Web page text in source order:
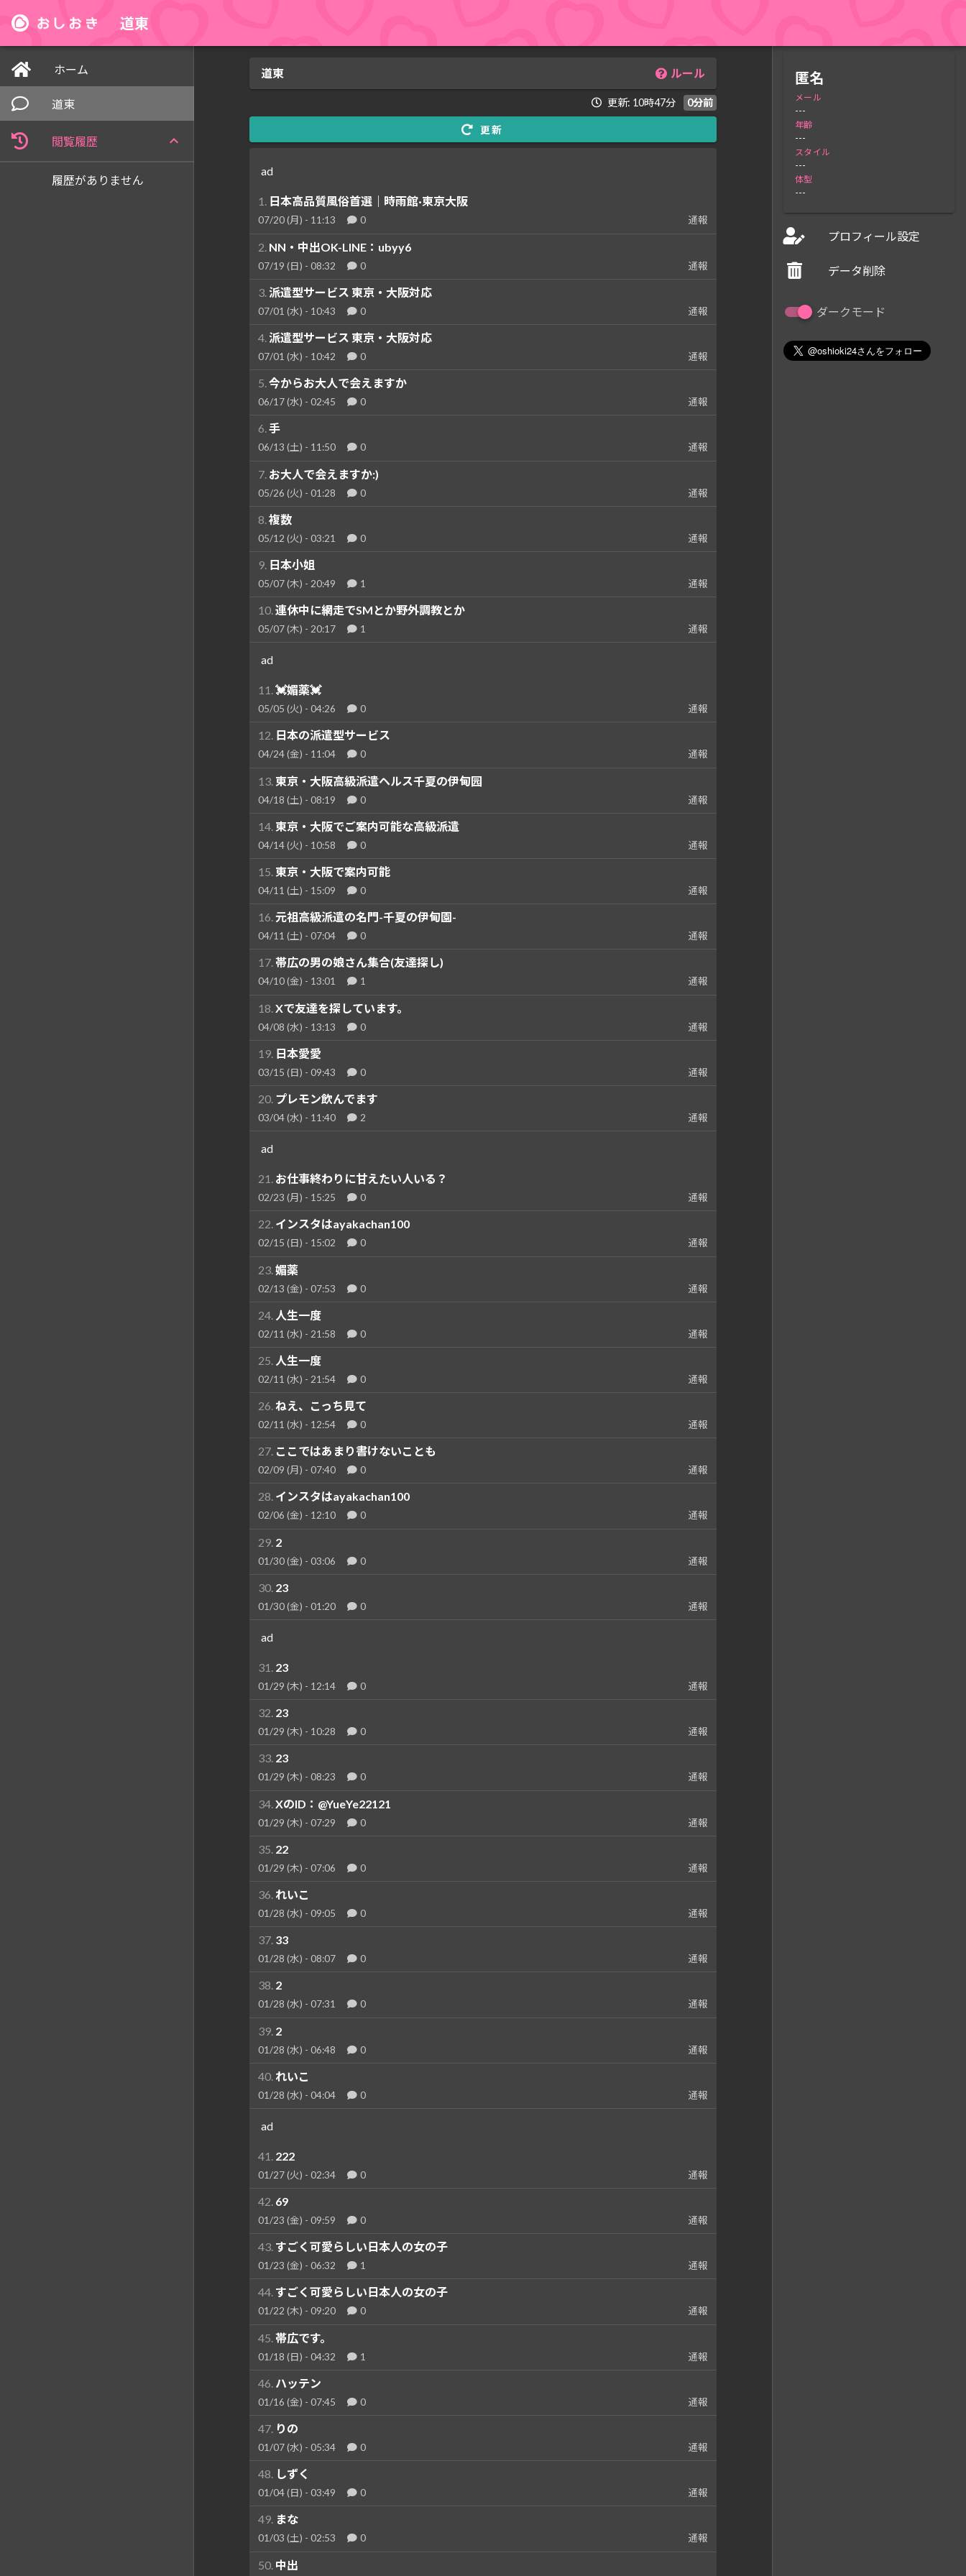
ホーム
道東
閲覧履歴
履歴がありません
匿名
メール
---
年齢
---
スタイル
---
体型
---
プロフィール設定
データ削除
ダークモード
道東
道東 ルール
更新: 10時47分 0分前
更新
ad
1. 日本高品質風俗首選｜時雨館·東京大阪
07/20 (月) - 11:13 0 通報
2. NN・中出OK-LINE：ubyy6
07/19 (日) - 08:32 0 通報
3. 派遣型サービス 東京・大阪対応
07/01 (水) - 10:43 0 通報
4. 派遣型サービス 東京・大阪対応
07/01 (水) - 10:42 0 通報
5.今からお大人で会えますか
06/17 (水) - 02:45 0 通報
6.手
06/13 (土) - 11:50 0 通報
7. お大人で会えますか:)
05/26 (火) - 01:28 0 通報
8. 複数
05/12 (火) - 03:21 0 通報
9. 日本小姐
05/07 (木) - 20:49 1 通報
10.連休中に網走でSMとか野外調教とか
05/07 (木) - 20:17 1 通報
ad
11.💓媚薬💓
05/05 (火) - 04:26 0 通報
12. 日本の派遣型サービス
04/24 (金) - 11:04 0 通報
13. 東京・大阪高級派遣ヘルス千夏の伊甸园
04/18 (土) - 08:19 0 通報
14. 東京・大阪でご案内可能な高級派遣
04/14 (火) - 10:58 0 通報
15. 東京・大阪で案内可能
04/11 (土) - 15:09 0 通報
16.元祖高級派遣の名門-千夏の伊甸園-
04/11 (土) - 07:04 0 通報
17.帯広の男の娘さん集合(友達探し)
04/10 (金) - 13:01 1 通報
18. Xで友達を探しています。
04/08 (水) - 13:13 0 通報
19. 日本愛愛
03/15 (日) - 09:43 0 通報
20. プレモン飲んでます
03/04 (水) - 11:40 2 通報
ad
21. お仕事終わりに甘えたい人いる？
02/23 (月) - 15:25 0 通報
22. インスタはayakachan100
02/15 (日) - 15:02 0 通報
23. 媚薬
02/13 (金) - 07:53 0 通報
24. 人生一度
02/11 (水) - 21:58 0 通報
25. 人生一度
02/11 (水) - 21:54 0 通報
26.ねえ、こっち見て
02/11 (水) - 12:54 0 通報
27. ここではあまり書けないことも
02/09 (月) - 07:40 0 通報
28. インスタはayakachan100
02/06 (金) - 12:10 0 通報
29. 2
01/30 (金) - 03:06 0 通報
30. 23
01/30 (金) - 01:20 0 通報
ad
31. 23
01/29 (木) - 12:14 0 通報
32. 23
01/29 (木) - 10:28 0 通報
33. 23
01/29 (木) - 08:23 0 通報
34. XのID：@YueYe22121
01/29 (木) - 07:29 0 通報
35. 22
01/29 (木) - 07:06 0 通報
36. れいこ
01/28 (水) - 09:05 0 通報
37. 33
01/28 (水) - 08:07 0 通報
38. 2
01/28 (水) - 07:31 0 通報
39. 2
01/28 (水) - 06:48 0 通報
40. れいこ
01/28 (水) - 04:04 0 通報
ad
41. 222
01/27 (火) - 02:34 0 通報
42. 69
01/23 (金) - 09:59 0 通報
43. すごく可愛らしい日本人の女の子
01/23 (金) - 06:32 1 通報
44. すごく可愛らしい日本人の女の子
01/22 (木) - 09:20 0 通報
45. 帯広です。
01/18 (日) - 04:32 1 通報
46. ハッテン
01/16 (金) - 07:45 0 通報
47. りの
01/07 (水) - 05:34 0 通報
48. しずく
01/04 (日) - 03:49 0 通報
49. まな
01/03 (土) - 02:53 0 通報
50. 中出